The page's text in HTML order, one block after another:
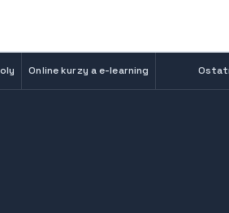
Online kurzy a e-learning